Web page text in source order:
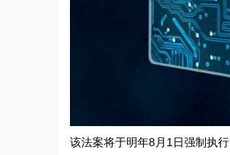
该法案将于明年8月1日强制执